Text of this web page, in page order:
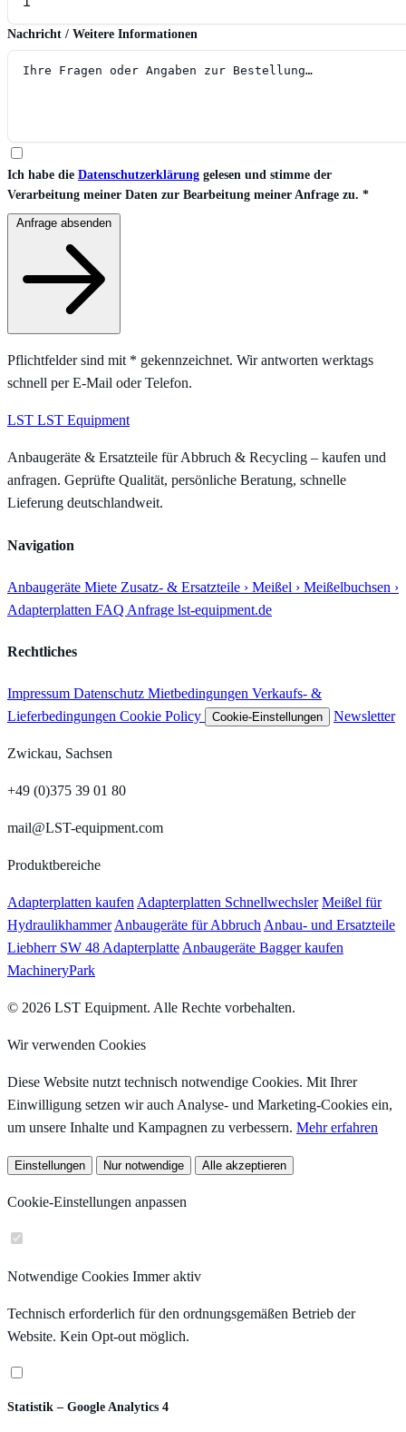
Nachricht / Weitere Informationen
Ich habe die Datenschutzerklärung gelesen und stimme der
Verarbeitung meiner Daten zur Bearbeitung meiner Anfrage zu. *
Pflichtfelder sind mit * gekennzeichnet. Wir antworten werktags
schnell per E-Mail oder Telefon.
LST LST Equipment
Anbaugeräte & Ersatzteile für Abbruch & Recycling – kaufen und
anfragen. Geprüfte Qualität, persönliche Beratung, schnelle
Lieferung deutschlandweit.
Navigation
Anbaugeräte Miete Zusatz- & Ersatzteile › Meißel › Meißelbuchsen ›
Adapterplatten FAQ Anfrage lst-equipment.de
Rechtliches
Impressum Datenschutz Mietbedingungen Verkaufs- &
Lieferbedingungen Cookie Policy Cookie-Einstellungen Newsletter
Zwickau, Sachsen
+49 (0)375 39 01 80
mail@LST-equipment.com
Produktbereiche
Adapterplatten kaufenAdapterplatten Schnellwechsler Meißel für
HydraulikhammerAnbaugeräte für AbbruchAnbau- und Ersatzteile
Liebherr SW 48 AdapterplatteAnbaugeräte Bagger kaufen
MachineryPark
© 2026 LST Equipment. Alle Rechte vorbehalten.
Wir verwenden Cookies
Diese Website nutzt technisch notwendige Cookies. Mit Ihrer
Einwilligung setzen wir auch Analyse- und Marketing-Cookies ein,
um unsere Inhalte und Kampagnen zu verbessern. Mehr erfahren
Einstellungen Nur notwendige Alle akzeptieren
Cookie-Einstellungen anpassen
Notwendige Cookies Immer aktiv
Technisch erforderlich für den ordnungsgemäßen Betrieb der
Website. Kein Opt-out möglich.
Statistik – Google Analytics 4